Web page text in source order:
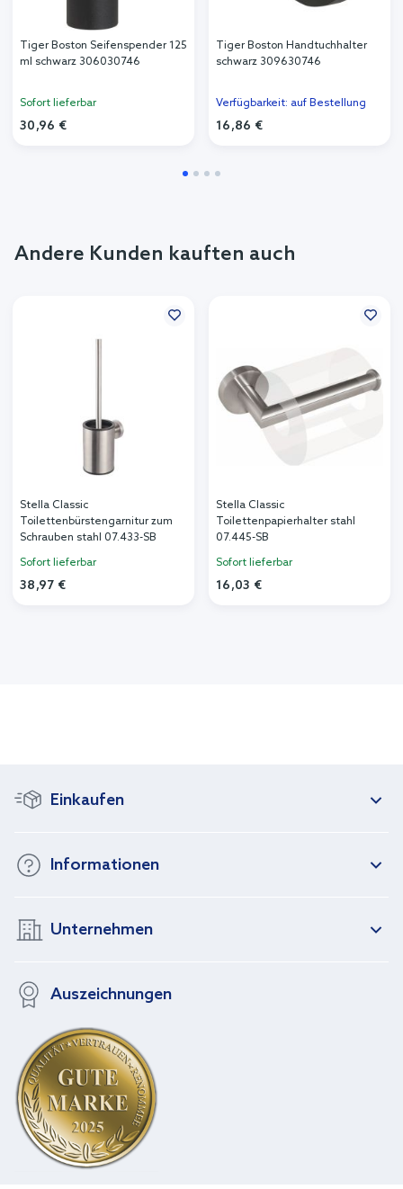
Tiger Boston Seifenspender 125
ml schwarz 306030746
Sofort lieferbar
30,96 €
Tiger Boston Handtuchhalter
schwarz 309630746
Verfügbarkeit: auf Bestellung
16,86 €
Andere Kunden kauften auch
Stella Classic
Toilettenbürstengarnitur zum
Schrauben stahl 07.433-SB
Sofort lieferbar
38,97 €
Stella Classic
Toilettenpapierhalter stahl
07.445-SB
Sofort lieferbar
16,03 €
Einkaufen
Informationen
Unternehmen
Auszeichnungen